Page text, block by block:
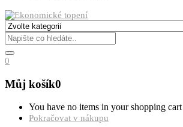
0
Můj košík0
You have no items in your shopping cart
Pokračovat v nákupu